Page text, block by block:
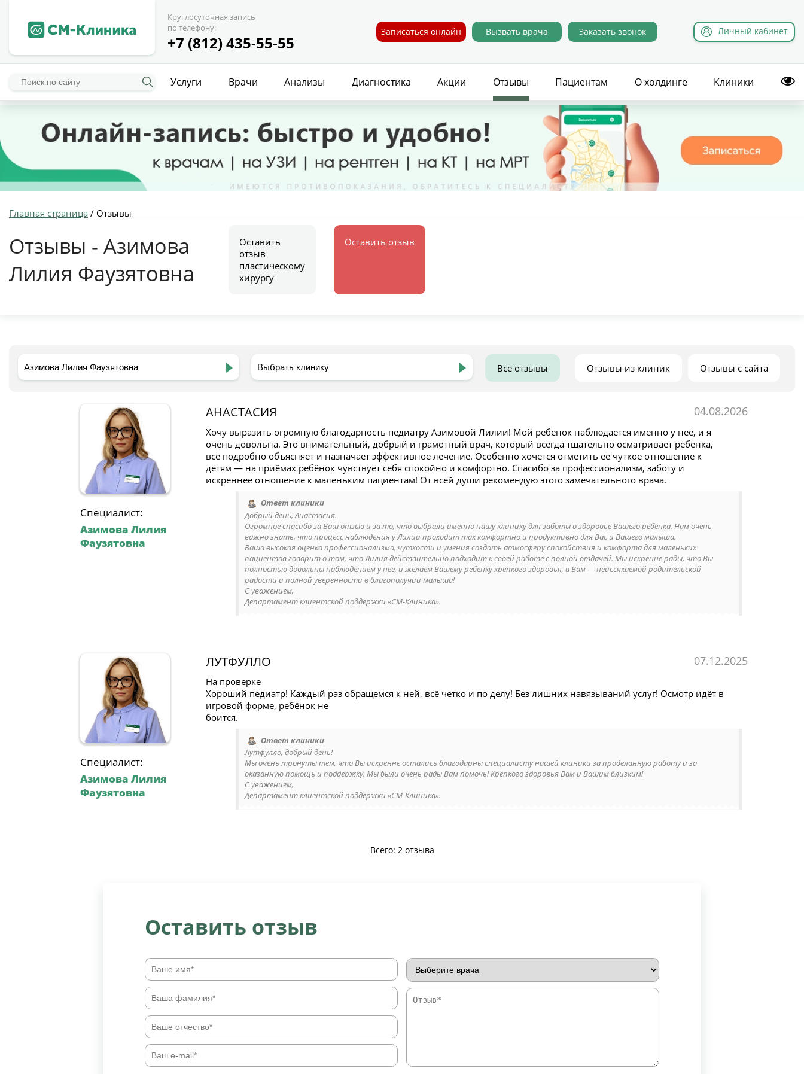
Круглосуточная запись
по телефону:
+7 (812) 435-55-55
Записаться онлайн Вызвать врача Заказать звонок Личный кабинет
Услуги Врачи Анализы Диагностика Акции Отзывы Пациентам О холдинге Клиники
Главная страница / Отзывы
Отзывы - Азимова
Лилия Фаузятовна
Оставить
отзыв
пластическому
хирургу
Оставить отзыв
Отзывы с сайта
Отзывы из клиник
Все отзывы
Специалист:
Азимова Лилия
Фаузятовна
АНАСТАСИЯ 04.08.2026
Хочу выразить огромную благодарность педиатру Азимовой Лилии! Мой ребёнок наблюдается именно у неё, и я
очень довольна. Это внимательный, добрый и грамотный врач, который всегда тщательно осматривает ребёнка,
всё подробно объясняет и назначает эффективное лечение. Особенно хочется отметить её чуткое отношение к
детям — на приёмах ребёнок чувствует себя спокойно и комфортно. Спасибо за профессионализм, заботу и
искреннее отношение к маленьким пациентам! От всей души рекомендую этого замечательного врача.
Ответ клиники
Добрый день, Анастасия.
Огромное спасибо за Ваш отзыв и за то, что выбрали именно нашу клинику для заботы о здоровье Вашего ребенка. Нам очень
важно знать, что процесс наблюдения у Лилии проходит так комфортно и продуктивно для Вас и Вашего малыша.
Ваша высокая оценка профессионализма, чуткости и умения создать атмосферу спокойствия и комфорта для маленьких
пациентов говорит о том, что Лилия действительно подходит к своей работе с полной отдачей. Мы искренне рады, что Вы
полностью довольны наблюдением у нее, и желаем Вашему ребенку крепкого здоровья, а Вам — неиссякаемой родительской
радости и полной уверенности в благополучии малыша!
С уважением,
Департамент клиентской поддержки «СМ-Клиника».
Специалист:
Азимова Лилия
Фаузятовна
ЛУТФУЛЛО 07.12.2025
На проверке
Хороший педиатр! Каждый раз обращемся к ней, всё четко и по делу! Без лишних навязываний услуг! Осмотр идёт в
игровой форме, ребёнок не
боится.
Ответ клиники
Лутфулло, добрый день!
Мы очень тронуты тем, что Вы искренне остались благодарны специалисту нашей клиники за проделанную работу и за
оказанную помощь и поддержку. Мы были очень рады Вам помочь! Крепкого здоровья Вам и Вашим близким!
С уважением,
Департамент клиентской поддержки «СМ-Клиника».
Всего: 2 отзыва
Оставить отзыв